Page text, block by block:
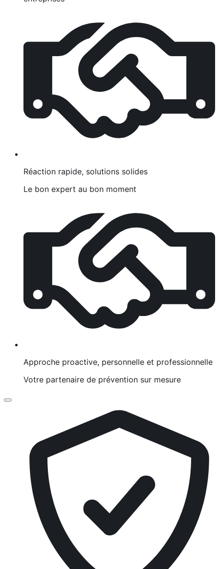
Réaction rapide, solutions solides
Le bon expert au bon moment
Approche proactive, personnelle et professionnelle
Votre partenaire de prévention sur mesure